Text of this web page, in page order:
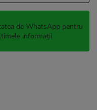
de WhatsApp pentru
informații